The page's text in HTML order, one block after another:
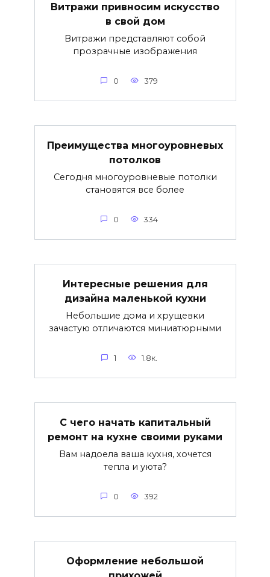
Витражи привносим искусство
в свой дом
Витражи представляют собой
прозрачные изображения
0 379
Преимущества многоуровневых
потолков
Сегодня многоуровневые потолки
становятся все более
0 334
Интересные решения для
дизайна маленькой кухни
Небольшие дома и хрущевки
зачастую отличаются миниатюрными
1 1.8к.
С чего начать капитальный
ремонт на кухне своими руками
Вам надоела ваша кухня, хочется
тепла и уюта?
0 392
Оформление небольшой